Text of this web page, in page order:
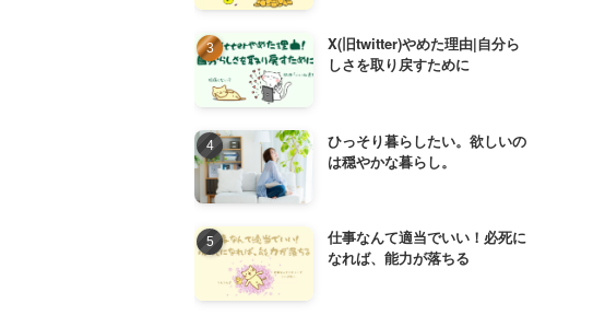
X(旧twitter)やめた理由|自分ら
しさを取り戻すために
ひっそり暮らしたい。欲しいの
は穏やかな暮らし。
仕事なんて適当でいい！必死に
なれば、能力が落ちる